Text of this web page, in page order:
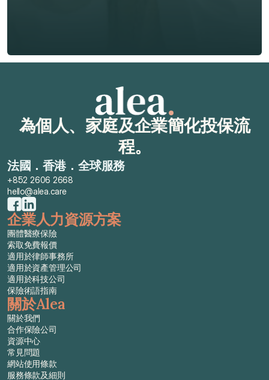
索取免費報價
為個人、家庭及企業簡化投保流
程。
法國．香港．全球服務
+852 2606 2668
hello@alea.care
企業人力資源方案
團體醫療保險
索取免費報價
適用於律師事務所
適用於資產管理公司
適用於科技公司
保險術語指南
關於Alea
關於我們
合作保險公司
資源中心
常見問題
網站使用條款
服務條款及細則